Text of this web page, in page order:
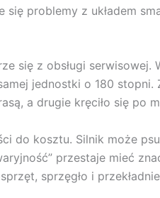
problemy z układem
się z obsługi
jednostki o 180
a drugie kręciło się po
do kosztu. Silnik może
przestaje mieć
sprzęgło i